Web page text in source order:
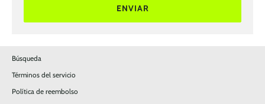
ENVIAR
Búsqueda
Términos del servicio
Política de reembolso